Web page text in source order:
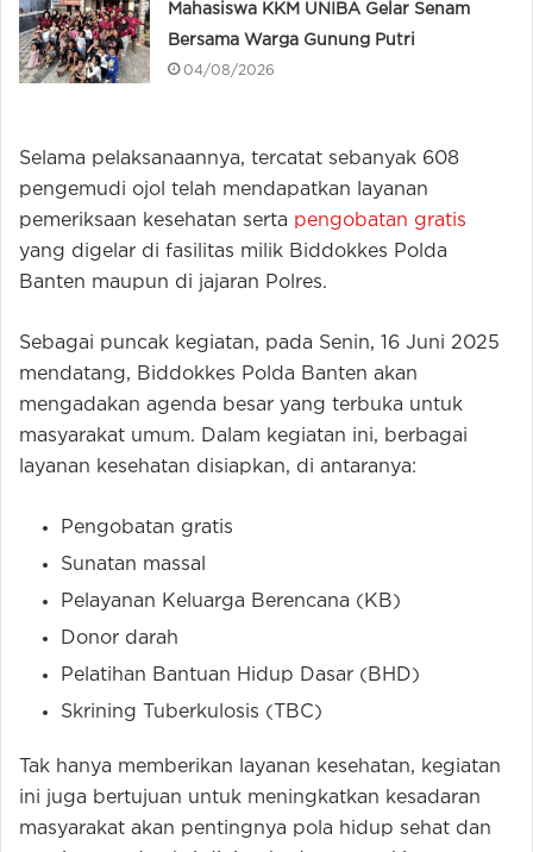
Mahasiswa KKM UNIBA Gelar Senam
Bersama Warga Gunung Putri
04/08/2026
Selama pelaksanaannya, tercatat sebanyak 608
pengemudi ojol telah mendapatkan layanan
pemeriksaan kesehatan serta pengobatan gratis
yang digelar di fasilitas milik Biddokkes Polda
Banten maupun di jajaran Polres.
Sebagai puncak kegiatan, pada Senin, 16 Juni 2025
mendatang, Biddokkes Polda Banten akan
mengadakan agenda besar yang terbuka untuk
masyarakat umum. Dalam kegiatan ini, berbagai
layanan kesehatan disiapkan, di antaranya:
Pengobatan gratis
Sunatan massal
Pelayanan Keluarga Berencana (KB)
Donor darah
Pelatihan Bantuan Hidup Dasar (BHD)
Skrining Tuberkulosis (TBC)
Tak hanya memberikan layanan kesehatan, kegiatan
ini juga bertujuan untuk meningkatkan kesadaran
masyarakat akan pentingnya pola hidup sehat dan